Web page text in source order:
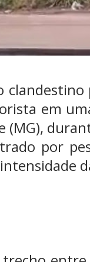
em
(MG),
por